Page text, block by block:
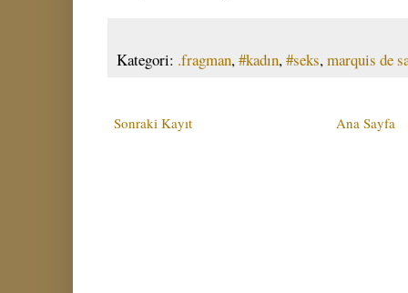
Kategori: .fragman,#kadın,#seks,marquis de
Sonraki Kayıt Ana Sayfa